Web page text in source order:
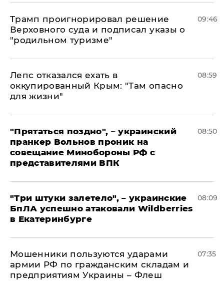
Трамп проигнорировал решение
Верховного суда и подписал указы о
"родильном туризме"
09:46
Лепс отказался ехать в
оккупированный Крым: "Там опасно
для жизни"
08:59
"Прятаться поздно", – украинский
пранкер Вольнов проник на
совещание Минобороны РФ с
представителями ВПК
08:50
"Три штуки залетело", – украинские
БпЛА успешно атаковали Wildberries
в Екатеринбурге
08:09
Мошенники пользуются ударами
армии РФ по гражданским складам и
предприятиям Украины – Флеш
07:35